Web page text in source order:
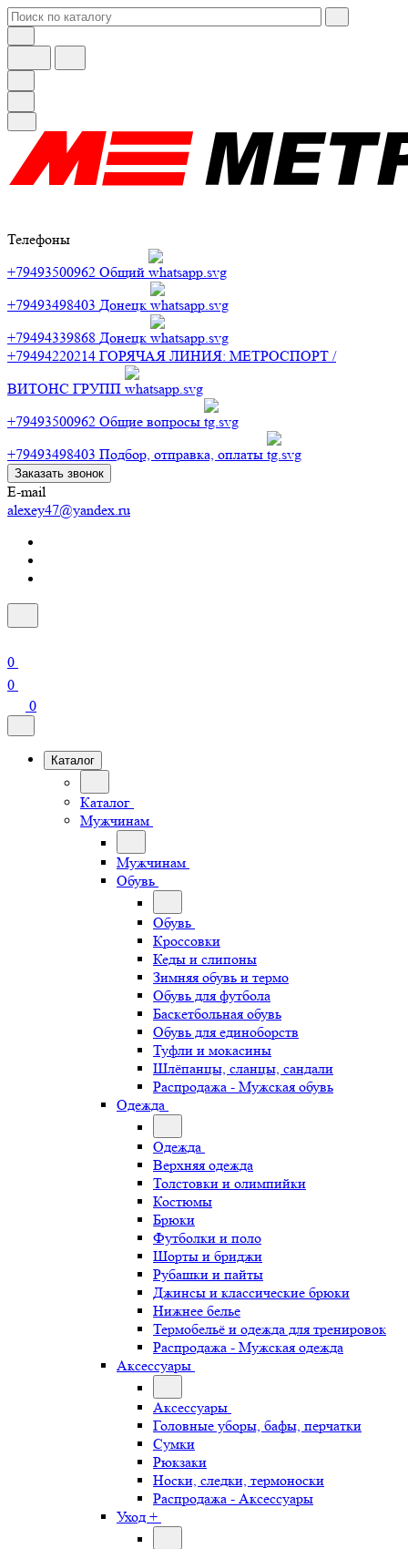
Телефоны
+79493500962 Общий
+79493498403 Донецк
+79494339868 Донецк
+79494220214 ГОРЯЧАЯ ЛИНИЯ: МЕТРОСПОРТ /
ВИТОНС ГРУПП
+79493500962 Общие вопросы
+79493498403 Подбор, отправка, оплаты
Заказать звонок
E-mail
alexey47@yandex.ru
0
0
0
Каталог
Каталог
Мужчинам
Мужчинам
Обувь
Обувь
Кроссовки
Кеды и слипоны
Зимняя обувь и термо
Обувь для футбола
Баскетбольная обувь
Обувь для единоборств
Туфли и мокасины
Шлёпанцы, сланцы, сандали
Распродажа - Мужская обувь
Одежда
Одежда
Верхняя одежда
Толстовки и олимпийки
Костюмы
Брюки
Футболки и поло
Шорты и бриджи
Рубашки и пайты
Джинсы и классические брюки
Нижнее белье
Термобельё и одежда для тренировок
Распродажа - Мужская одежда
Аксессуары
Аксессуары
Головные уборы, бафы, перчатки
Сумки
Рюкзаки
Носки, следки, термоноски
Распродажа - Аксессуары
Уход +